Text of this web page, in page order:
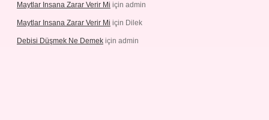
Maytlar Insana Zarar Verir Mi için admin
Maytlar Insana Zarar Verir Mi için Dilek
Debisi Düşmek Ne Demek için admin